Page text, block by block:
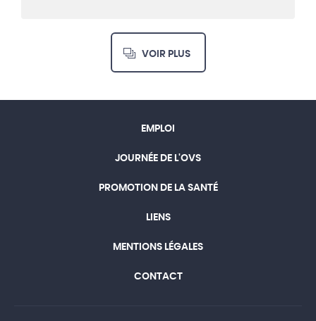
VOIR PLUS
EMPLOI
JOURNÉE DE L'OVS
PROMOTION DE LA SANTÉ
LIENS
MENTIONS LÉGALES
CONTACT